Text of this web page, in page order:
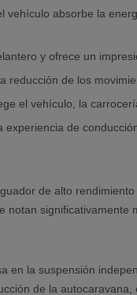
absorbe la
y ofrece un
de los
el vehículo, la
de
de alto
en la suspensión
de la